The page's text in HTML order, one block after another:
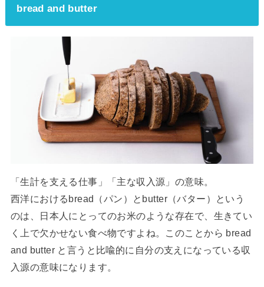
bread and butter
「生計を支える仕事」「主な収入源」の意味。
西洋におけるbread（パン）とbutter（バター）という
のは、日本人にとってのお米のような存在で、生きてい
く上で欠かせない食べ物ですよね。このことから bread
and butter と言うと比喩的に自分の支えになっている収
入源の意味になります。